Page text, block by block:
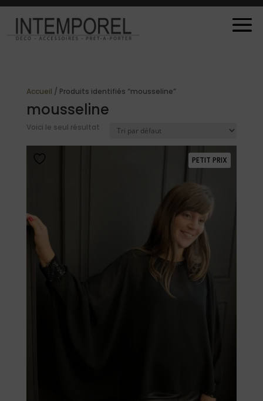
Accueil / Produits identifiés “mousseline”
mousseline
Voici le seul résultat
PETIT PRIX